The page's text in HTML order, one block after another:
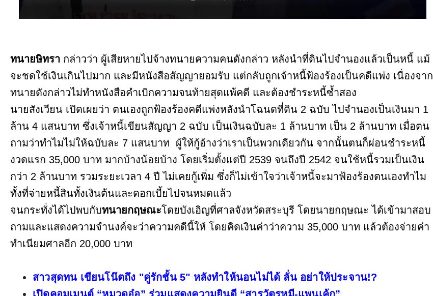
ทนายษิทรา กล่าวว่า ผู้เสียหายไปจ้างทนายความคนดังกล่าว หลังนำที่ดินไปจำนองแล้วเป็นหนี้ แม้
จะชดใช้เงินเกินไปมาก และมีหนังสือสัญญายอมรับ แต่กลับถูกเจ้าหนี้ฟ้องร้องเป็นคดีแพ่ง เนื่องจาก
ทนายดังกล่าวไม่ทำหนังสือคำเบิกความจนท้ายสุดแพ้คดี และต้องชำระหนี้ซ้ำสอง
นายสังเวียน เปิดเผยว่า ตนเองถูกฟ้องร้องคดีแพ่งหลังนำโฉนดที่ดิน 2 ฉบับ ไปจำนองเป็นเงินมา 1
ล้าน 4 แสนบาท ซึ่งเจ้าหนี้เขียนสัญญา 2 ฉบับ เป็นเงินฉบับละ 1 ล้านบาท เป็น 2 ล้านบาท เมื่อตน
ถามว่าทำไมไม่ให้ฉบับละ 7 แสนบาท ผู้ให้กู้อ้างว่าเราเป็นพวกเดียวกัน จากนั้นตนก็ผ่อนชำระหนี้
งวดแรก 35,000 บาท มากบ้างน้อยบ้าง โดยเริ่มตั้งแต่ปี 2539 จนถึงปี 2542 จนใช้หนี้รวมเป็นเงิน
กว่า 2 ล้านบาท รวมระยะเวลา 4 ปี ไม่เคยกู้เพิ่ม ซึ่งก็ไม่เข้าใจว่าเจ้าหนี้จะมาฟ้องร้องตนเองทำไม
ทั้งที่จ่ายหนี้สินทั้งเงินต้นและดอกเบี้ยไปจนหมดแล้ว
จนกระทั่งได้ไปพบกับทนายกฤษณะโดยบังเอิญที่ศาลจังหวัดสระบุรี โดยนายกฤษณะ ได้เข้ามาสอบ
ถามและแสดงความจำนงค์จะว่าความคดีนี้ให้ โดยคิดเงินค่าว่าความ 35,000 บาท แล้วต้องจ่ายค่า
ทำเนียมศาลอีก 20,000 บาท
สาวสุดทน เขียนโน๊ตถึง "คู่รักชั้น 5" หลังทำให้นอนไม่ได้ ลั่น อย่าให้ประจาน!?
เปิดคอมเมนต์ “หมวดอ๋อ” ร่วมแสดงความยินดี “สารวัตรหมี-แพนเค้ก”